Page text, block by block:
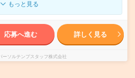
もっと見る
応募へ進む 詳しく見る
ーソルテンプスタッフ株式会社